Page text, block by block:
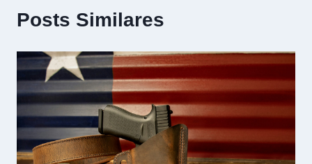
Posts Similares